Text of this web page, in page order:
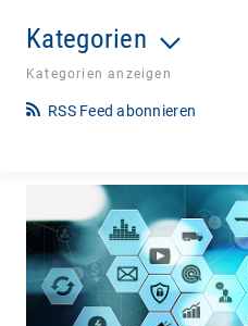
Kategorien
Kategorien anzeigen
RSS Feed abonnieren